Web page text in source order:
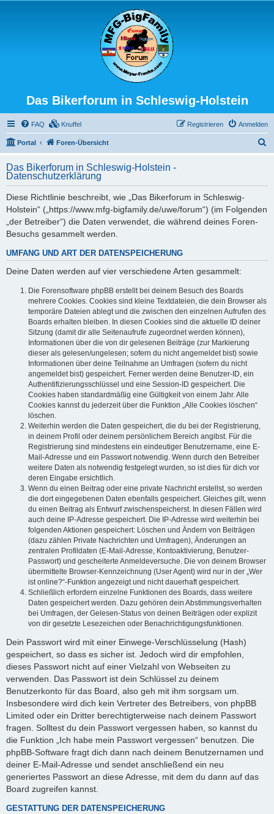
Das Bikerforum in Schleswig-Holstein
FAQ Knuffel Anmelden
Registrieren
Portal Foren-Übersicht
h
Das Bikerforum in Schleswig-Holstein -
Datenschutzerklärung
Diese Richtlinie beschreibt, wie „Das Bikerforum in Schleswig-
Holstein“ („https://www.mfg-bigfamily.de/uwe/forum“) (im Folgenden
„der Betreiber“) die Daten verwendet, die während deines Foren-
Besuchs gesammelt werden.
UMFANG UND ART DER DATENSPEICHERUNG
Deine Daten werden auf vier verschiedene Arten gesammelt:
Die Forensoftware phpBB erstellt bei deinem Besuch des Boards
mehrere Cookies. Cookies sind kleine Textdateien, die dein Browser als
temporäre Dateien ablegt und die zwischen den einzelnen Aufrufen des
Boards erhalten bleiben. In diesen Cookies sind die aktuelle ID deiner
Sitzung (damit dir alle Seitenaufrufe zugeordnet werden können),
Informationen über die von dir gelesenen Beiträge (zur Markierung
dieser als gelesen/ungelesen; sofern du nicht angemeldet bist) sowie
Informationen über deine Teilnahme an Umfragen (sofern du nicht
angemeldet bist) gespeichert. Ferner werden deine Benutzer-ID, ein
Authentifizierungsschlüssel und eine Session-ID gespeichert. Die
Cookies haben standardmäßig eine Gültigkeit von einem Jahr. Alle
Cookies kannst du jederzeit über die Funktion „Alle Cookies löschen“
löschen.
Weiterhin werden die Daten gespeichert, die du bei der Registrierung,
in deinem Profil oder deinem persönlichem Bereich angibst. Für die
Registrierung sind mindestens ein eindeutiger Benutzername, eine E-
Mail-Adresse und ein Passwort notwendig. Wenn durch den Betreiber
weitere Daten als notwendig festgelegt wurden, so ist dies für dich vor
deren Eingabe ersichtlich.
Wenn du einen Beitrag oder eine private Nachricht erstellst, so werden
die dort eingegebenen Daten ebenfalls gespeichert. Gleiches gilt, wenn
du einen Beitrag als Entwurf zwischenspeicherst. In diesen Fällen wird
auch deine IP-Adresse gespeichert. Die IP-Adresse wird weiterhin bei
folgenden Aktionen gespeichert: Löschen und Ändern von Beiträgen
(dazu zählen Private Nachrichten und Umfragen), Änderungen an
zentralen Profildaten (E-Mail-Adresse, Kontoaktivierung, Benutzer-
Passwort) und gescheiterte Anmeldeversuche. Die von deinem Browser
übermittelte Browser-Kennzeichnung (User Agent) wird nur in der „Wer
ist online?“-Funktion angezeigt und nicht dauerhaft gespeichert.
Schließlich erfordern einzelne Funktionen des Boards, dass weitere
Daten gespeichert werden. Dazu gehören dein Abstimmungsverhalten
bei Umfragen, der Gelesen-Status von deinen Beiträgen oder explizit
von dir gesetzte Lesezeichen oder Benachrichtigungsfunktionen.
Dein Passwort wird mit einer Einwege-Verschlüsselung (Hash)
gespeichert, so dass es sicher ist. Jedoch wird dir empfohlen,
dieses Passwort nicht auf einer Vielzahl von Webseiten zu
verwenden. Das Passwort ist dein Schlüssel zu deinem
Benutzerkonto für das Board, also geh mit ihm sorgsam um.
Insbesondere wird dich kein Vertreter des Betreibers, von phpBB
Limited oder ein Dritter berechtigterweise nach deinem Passwort
fragen. Solltest du dein Passwort vergessen haben, so kannst du
die Funktion „Ich habe mein Passwort vergessen“ benutzen. Die
phpBB-Software fragt dich dann nach deinem Benutzernamen und
deiner E-Mail-Adresse und sendet anschließend ein neu
generiertes Passwort an diese Adresse, mit dem du dann auf das
Board zugreifen kannst.
GESTATTUNG DER DATENSPEICHERUNG